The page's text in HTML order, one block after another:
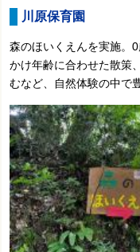
川原保育園
森のほいくえんを実施。
かけ年齢に合わせた散策
むなど、自然体験の中で